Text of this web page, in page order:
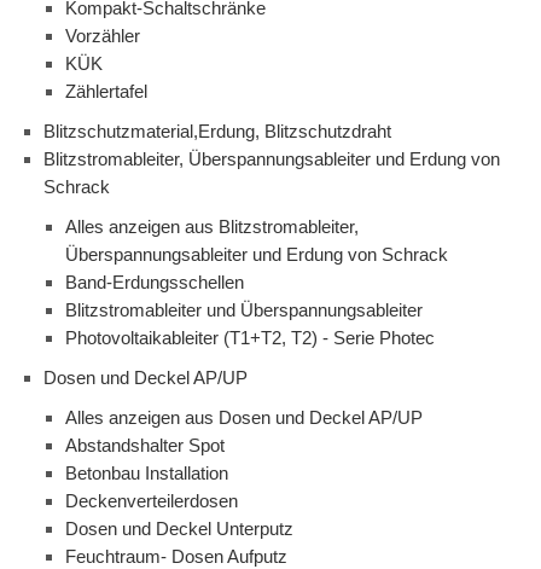
Kompakt-Schaltschränke
Vorzähler
KÜK
Zählertafel
Blitzschutzmaterial,Erdung, Blitzschutzdraht
Blitzstromableiter, Überspannungsableiter und Erdung von
Schrack
Alles anzeigen aus Blitzstromableiter,
Überspannungsableiter und Erdung von Schrack
Band-Erdungsschellen
Blitzstromableiter und Überspannungsableiter
Photovoltaikableiter (T1+T2, T2) - Serie Photec
Dosen und Deckel AP/UP
Alles anzeigen aus Dosen und Deckel AP/UP
Abstandshalter Spot
Betonbau Installation
Deckenverteilerdosen
Dosen und Deckel Unterputz
Feuchtraum- Dosen Aufputz